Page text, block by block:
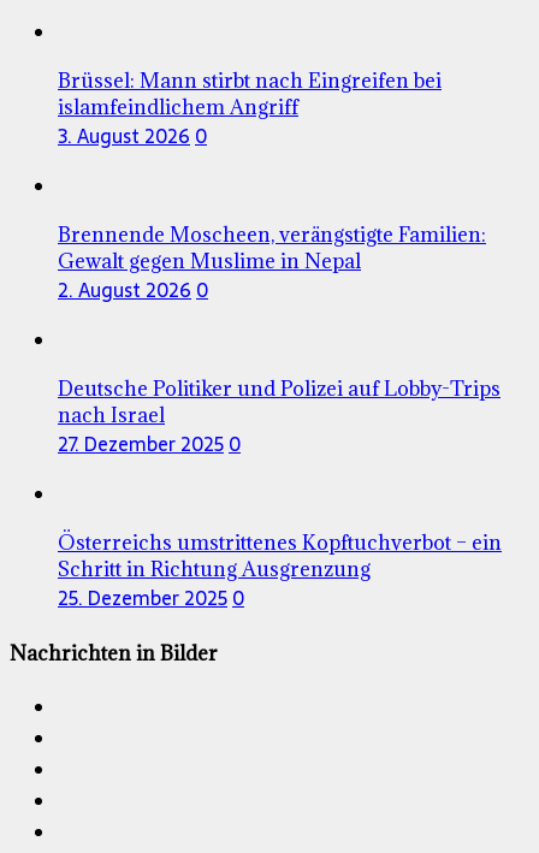
Brüssel: Mann stirbt nach Eingreifen bei
islamfeindlichem Angriff
3. August 20260
Brennende Moscheen, verängstigte Familien:
Gewalt gegen Muslime in Nepal
2. August 20260
Deutsche Politiker und Polizei auf Lobby-Trips
nach Israel
27. Dezember 20250
Österreichs umstrittenes Kopftuchverbot – ein
Schritt in Richtung Ausgrenzung
25. Dezember 20250
Nachrichten in Bilder